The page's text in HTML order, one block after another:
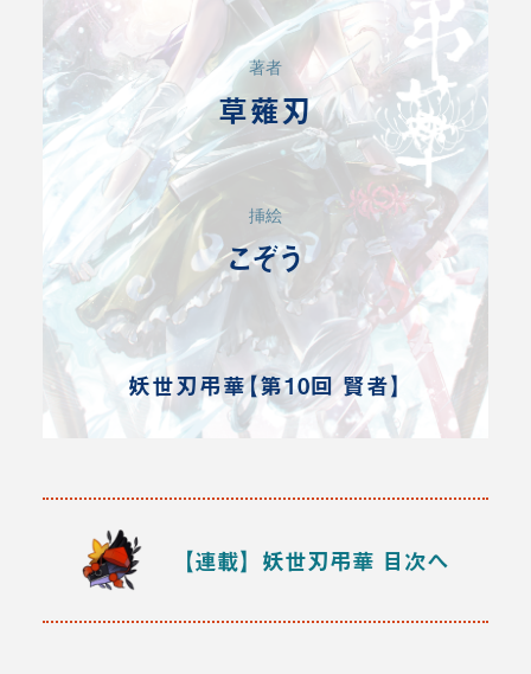
著者
草薙刃
挿絵
こぞう
妖世刃弔華【第10回 賢者】
【連載】妖世刃弔華 目次へ